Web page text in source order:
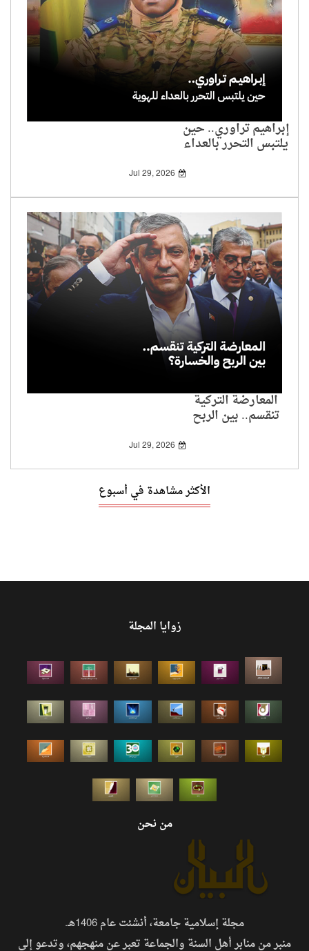
إبراهيم تراوري.. حين
يلتبس التحرر بالعداء
Jul 29, 2026
المعارضة التركية
تنقسم.. بين الربح
Jul 29, 2026
الأكثر مشاهدة في أسبوع
زوايا المجلة
من نحن
مجلة إسلامية جامعة، أنشئت عام 1406هـ.
منبر من منابر أهل السنة والجماعة تعبر عن منهجهم، وتدعو إلى